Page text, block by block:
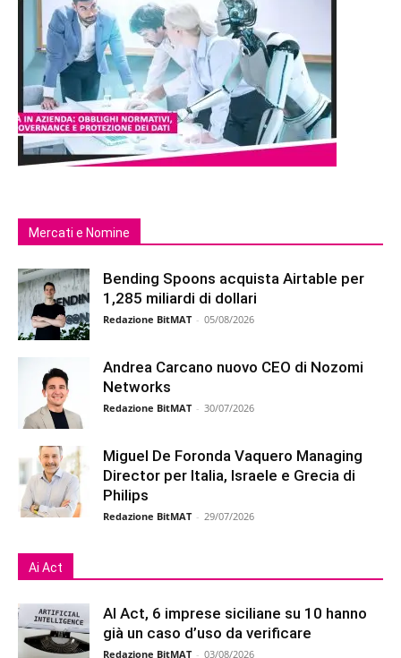
Mercati e Nomine
Bending Spoons acquista Airtable per
1,285 miliardi di dollari
Redazione BitMAT - 05/08/2026
Andrea Carcano nuovo CEO di Nozomi
Networks
Redazione BitMAT - 30/07/2026
Miguel De Foronda Vaquero Managing
Director per Italia, Israele e Grecia di
Philips
Redazione BitMAT - 29/07/2026
Ai Act
AI Act, 6 imprese siciliane su 10 hanno
già un caso d’uso da verificare
Redazione BitMAT - 03/08/2026